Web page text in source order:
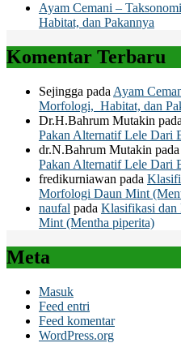
Ayam Cemani –
Habitat, dan Pakannya
Komentar Terbaru
Sejingga pada Ayam
Morfologi, Habitat, dan
Dr.H.Bahrum Mutakin pada
Pakan Alternatif Lele Dari
dr.N.Bahrum Mutakin pada
Pakan Alternatif Lele Dari
fredikurniawan pada
Morfologi Daun Mint
naufal pada Klasifikasi
Mint (Mentha piperita)
Meta
Masuk
Feed entri
Feed komentar
WordPress.org